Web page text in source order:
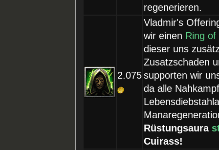
regenerieren.
2.075
Vladmir's
wir einen Ring of
dieser uns
Zusatzschaden
supporten wir
da alle
Rüstungsaura
Cuirass!